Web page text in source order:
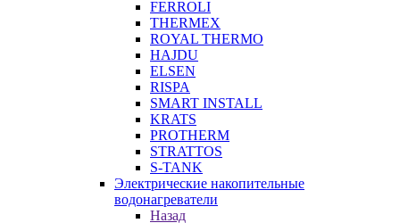
FERROLI
THERMEX
ROYAL THERMO
HAJDU
ELSEN
RISPA
SMART INSTALL
KRATS
PROTHERM
STRATTOS
S-TANK
Электрические накопительные
водонагреватели
Назад